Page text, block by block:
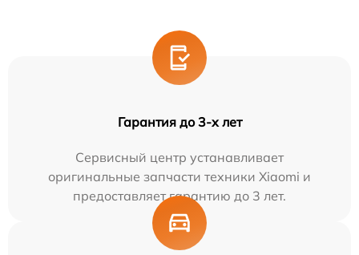
Гарантия до 3-х лет
Сервисный центр устанавливает
оригинальные запчасти техники Xiaomi и
предоставляет гарантию до 3 лет.